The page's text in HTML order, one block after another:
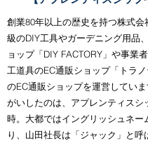
創業80年以上の歴史を持つ株式会
級のDIY工具やガーデニング用品
ョップ「DIY FACTORY」や事業
工道具のEC通販ショップ「トラ
のEC通販ショップを運営してい
がいしたのは、アプレンティスシ
時。大都ではイングリッシュネー
り、山田社長は「ジャック」と呼